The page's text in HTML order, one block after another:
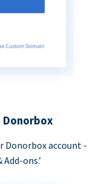
Donorbox account -
ons.’